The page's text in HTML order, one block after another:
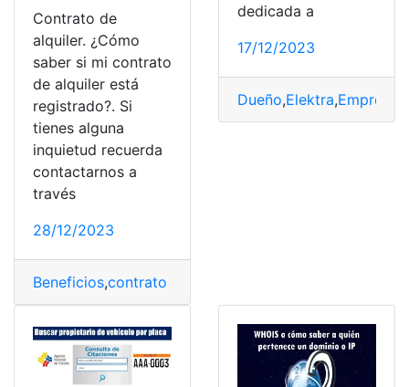
Contrato de
alquiler. ¿Cómo
saber si mi contrato
de alquiler está
registrado?. Si
tienes alguna
inquietud recuerda
contactarnos a
través
28/12/2023
Beneficios,contrato de alquiler
dedicada a
17/12/2023
Dueño,Elektra,Empresa